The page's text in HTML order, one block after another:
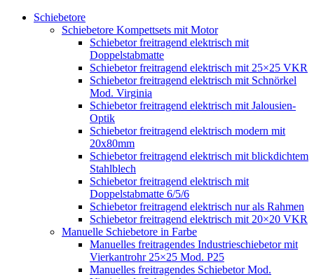
Schiebetore
Schiebetore Kompettsets mit Motor
Schiebetor freitragend elektrisch mit
Doppelstabmatte
Schiebetor freitragend elektrisch mit 25×25 VKR
Schiebetor freitragend elektrisch mit Schnörkel
Mod. Virginia
Schiebetor freitragend elektrisch mit Jalousien-
Optik
Schiebetor freitragend elektrisch modern mit
20x80mm
Schiebetor freitragend elektrisch mit blickdichtem
Stahlblech
Schiebetor freitragend elektrisch mit
Doppelstabmatte 6/5/6
Schiebetor freitragend elektrisch nur als Rahmen
Schiebetor freitragend elektrisch mit 20×20 VKR
Manuelle Schiebetore in Farbe
Manuelles freitragendes Industrieschiebetor mit
Vierkantrohr 25×25 Mod. P25
Manuelles freitragendes Schiebetor Mod.